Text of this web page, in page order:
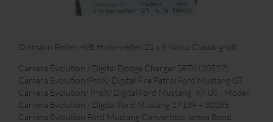
Ortmann Reifen 49E Hinterreifen 21 x 9 Ninco Classic groß
Carrera Evolution / Digital Dodge Charger SRT8 (30527)
Carrera Evolution/ProX/ Digital Fire Patrol Ford Mustang GT
Carrera Evolution/ ProX/ Digital Ford Mustang `67 US –Modell
Carrera Evolution / Digital Ford Mustang 27134 + 30285
Carrera Evolution Ford Mustang Convertible James Bond